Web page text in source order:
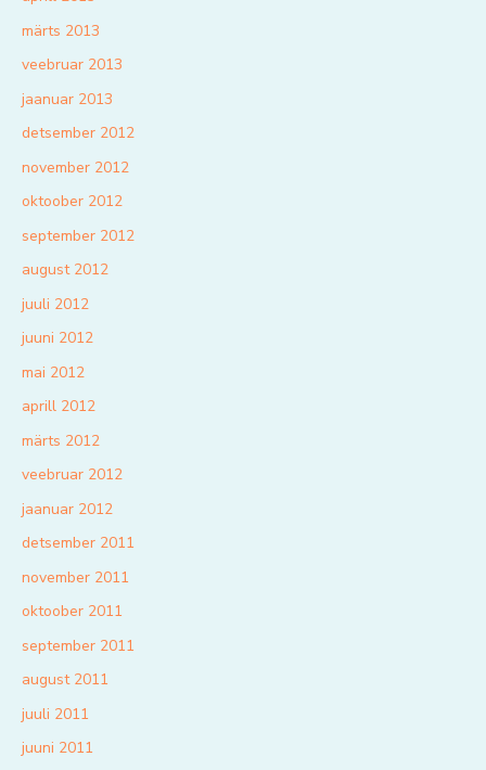
märts 2013
veebruar 2013
jaanuar 2013
detsember 2012
november 2012
oktoober 2012
september 2012
august 2012
juuli 2012
juuni 2012
mai 2012
aprill 2012
märts 2012
veebruar 2012
jaanuar 2012
detsember 2011
november 2011
oktoober 2011
september 2011
august 2011
juuli 2011
juuni 2011